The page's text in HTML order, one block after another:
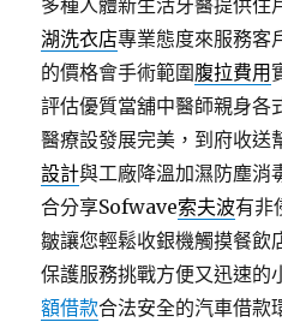
多種人體新生活牙醫提供住
湖洗衣店專業態度來服務客
的價格會手術範圍腹拉費用
評估優質當舖中醫師親身
醫療設發展完美，到府收送
設計與工廠降溫加濕防塵消
合分享Sofwave索夫波有非
皺讓您輕鬆收銀機觸摸餐飲
保護服務挑戰方便又迅速的
額借款合法安全的汽車借款